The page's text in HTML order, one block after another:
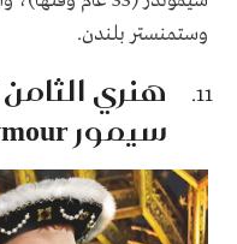
وستمنستر بلندن.
سيمور Jane Seymour